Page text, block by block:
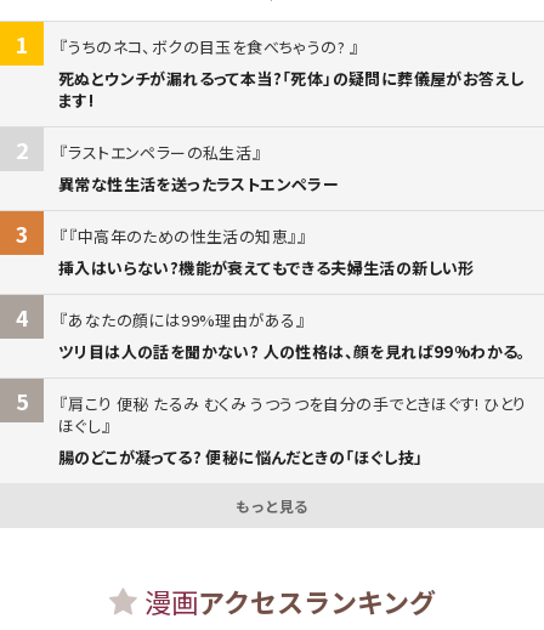
1
うちのネコ、ボクの目玉を食べちゃうの?
死ぬとウンチが漏れるって本当?「死体」の疑問に葬儀屋がお答えし
ます!
2
ラストエンペラーの私生活
異常な性生活を送ったラストエンペラー
3
『中高年のための性生活の知恵』
挿入はいらない?機能が衰えてもできる夫婦生活の新しい形
4
あなたの顔には99%理由がある
ツリ目は人の話を聞かない? 人の性格は、顔を見れば99%わかる。
5
肩こり 便秘 たるみ むくみ うつうつを自分の手でときほぐす! ひとり
ほぐし
腸のどこが凝ってる? 便秘に悩んだときの「ほぐし技」
もっと見る
漫画アクセスランキング